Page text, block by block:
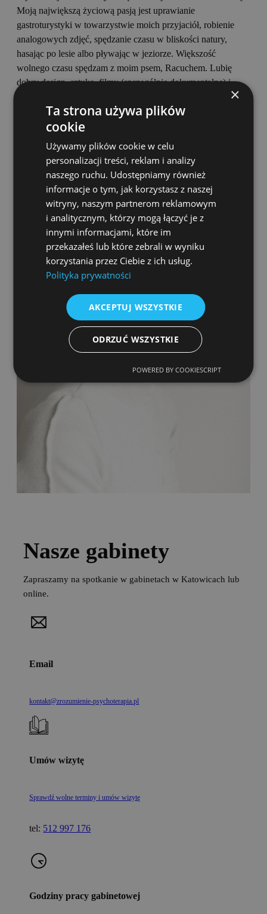
Moją największą życiową pasją jest uprawianie
gastroturystyki w towarzystwie moich przyjaciół, robienie
analogowych zdjęć, spędzanie czasu w bliskości natury,
hasając po lesie albo pływając w jeziorze. Większość
wolnego czasu spędzam z moim psem, Racuchem. Lubię
dobry design, sztukę, filmy (szczególnie dokumentalne) i
Zapisz się do grupy wsparcia
Nasze gabinety
Zapraszamy na spotkanie w gabinetach w Katowicach lub
online.
Email
kontakt@zrozumienie-psychoterapia.pl
Umów wizytę
Sprawdź wolne terminy i umów wizytę
tel: 512 997 176
Godziny pracy gabinetowej
×
Ta strona używa plików
cookie
Używamy plików cookie w celu
personalizacji treści, reklam i analizy
naszego ruchu. Udostępniamy również
informacje o tym, jak korzystasz z naszej
witryny, naszym partnerom reklamowym
i analitycznym, którzy mogą łączyć je z
innymi informacjami, które im
przekazałeś lub które zebrali w wyniku
korzystania przez Ciebie z ich usług.
Polityka prywatności
AKCEPTUJ WSZYSTKIE
ODRZUĆ WSZYSTKIE
POWERED BY COOKIESCRIPT